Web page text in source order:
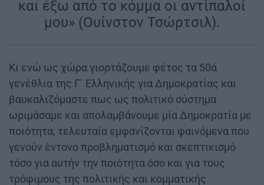
και έξω από το κόμμα οι αντίπαλοί
μου» (Ουίνστον Τσώρτσιλ).
Κι ενώ ως χώρα γιορτάζουμε φέτος τα 50ά
γενέθλια της Γ΄ Ελληνικής για Δημοκρατίας και
βαυκαλιζόμαστε πως ως πολιτικό σύστημα
ωριμάσαμε και απολαμβάνουμε μία Δημοκρατία με
ποιότητα, τελευταία εμφανίζονται φαινόμενα που
γενούν έντονο προβληματισμό και σκεπτικισμό
τόσο για αυτήν την ποιότητα όσο και για τους
τρόφιμους της πολιτικής και κομματικής